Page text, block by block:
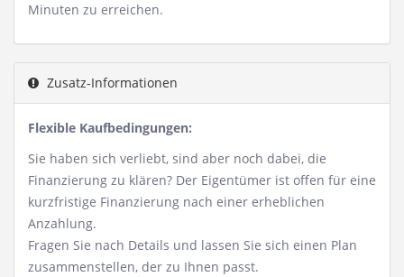
Minuten zu erreichen.
Zusatz-Informationen
Flexible Kaufbedingungen:
Sie haben sich verliebt, sind aber noch dabei, die
Finanzierung zu klären? Der Eigentümer ist offen für eine
kurzfristige Finanzierung nach einer erheblichen
Anzahlung.
Fragen Sie nach Details und lassen Sie sich einen Plan
zusammenstellen, der zu Ihnen passt.